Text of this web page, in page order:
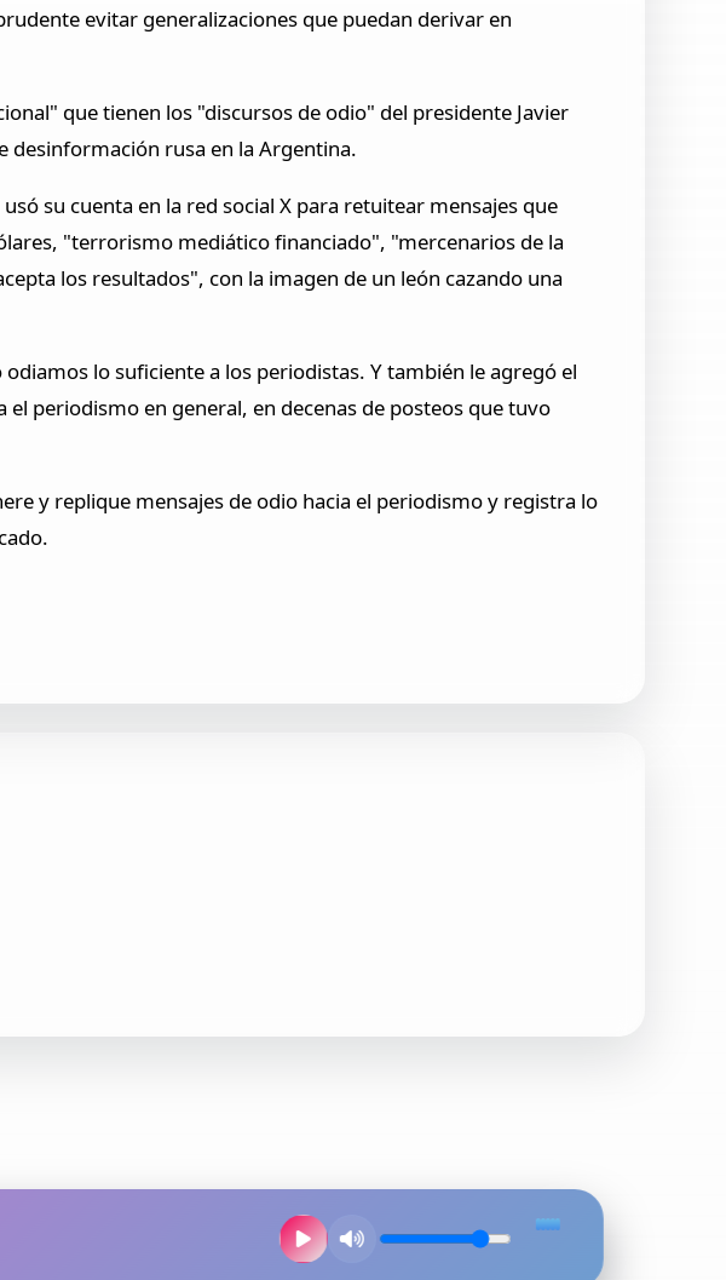
evitar generalizaciones que puedan derivar en
que tienen los "discursos de odio" del presidente Javier
desinformación rusa en la Argentina.
su cuenta en la red social X para retuitear mensajes que
"terrorismo mediático financiado", "mercenarios de la
los resultados", con la imagen de un león cazando una
lo suficiente a los periodistas. Y también le agregó el
periodismo en general, en decenas de posteos que tuvo
y replique mensajes de odio hacia el periodismo y registra lo